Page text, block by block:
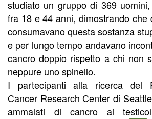
studiato un gruppo di 369
fra 18 e 44 anni, dimostrando che
consumavano questa sostanza
e per lungo tempo andavano
cancro doppio rispetto a chi non
neppure uno spinello.
I partecipanti alla ricerca del
Cancer Research Center di
ammalati di cancro ai